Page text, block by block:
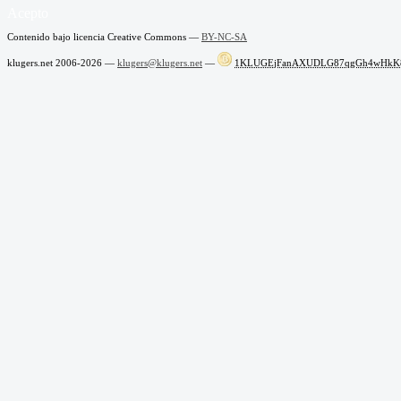
Contenido bajo licencia Creative Commons — BY-NC-SA
klugers.net 2006-2026 — klugers@klugers.net —